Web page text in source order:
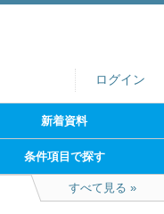
ログイン
新着資料
条件項目で探す
すべて見る